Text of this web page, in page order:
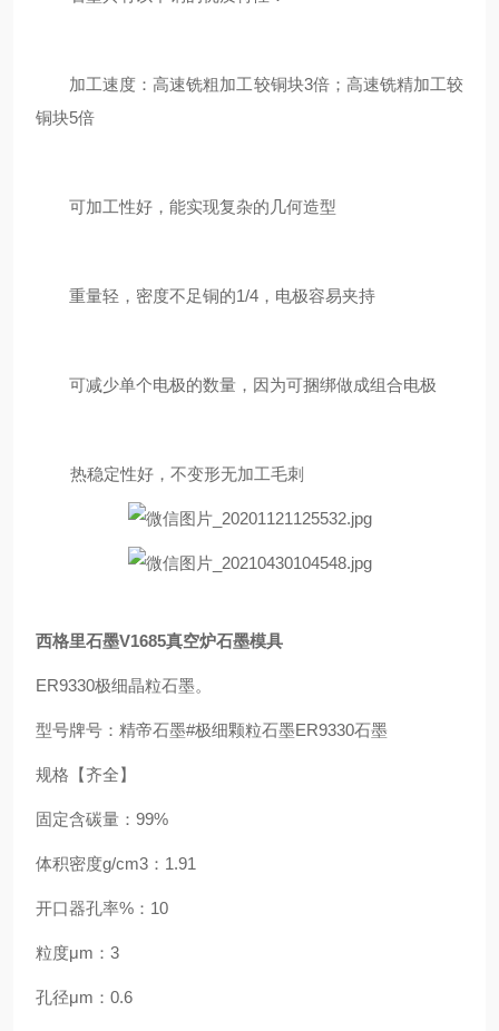
加工速度：高速铣粗加工较铜块3倍；高速铣精加工较
铜块5倍
可加工性好，能实现复杂的几何造型
重量轻，密度不足铜的1/4，电极容易夹持
可减少单个电极的数量，因为可捆绑做成组合电极
热稳定性好，不变形无加工毛刺
西格里石墨V1685真空炉石墨模具
ER9330极细晶粒石墨。
型号牌号：精帝石墨#极细颗粒石墨ER9330石墨
规格【齐全】
固定含碳量：99%
体积密度g/cm3：1.91
开口器孔率%：10
粒度μm：3
孔径μm：0.6